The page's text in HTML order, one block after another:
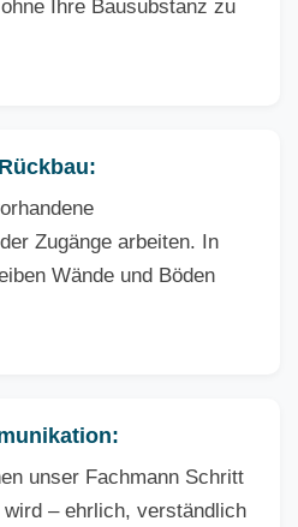
Ihre Bausubstanz zu
Zugänge arbeiten. In
Wände und Böden
unser Fachmann Schritt
– ehrlich, verständlich